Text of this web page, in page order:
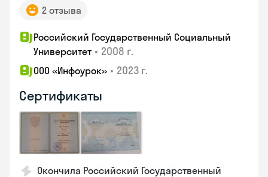
2 отзыва
Российский Государственный Социальный
Университет • 2008 г.
ООО «Инфоурок» • 2023 г.
Сертификаты
Окончила Российский Государственный